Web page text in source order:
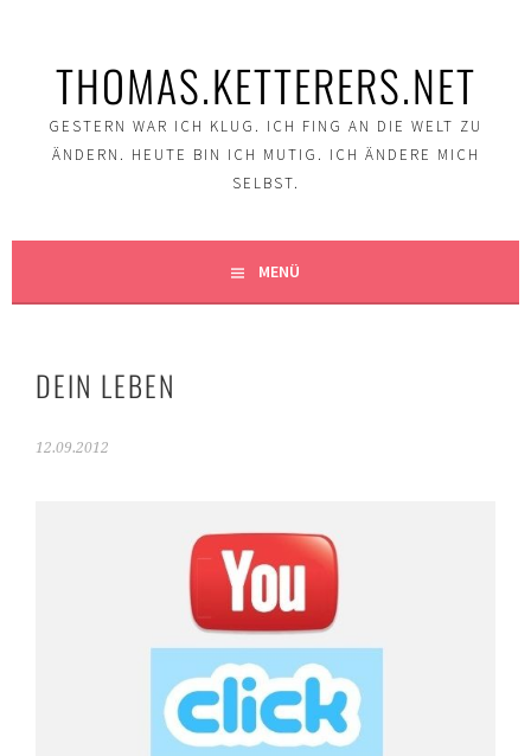
THOMAS.KETTERERS.NET
GESTERN WAR ICH KLUG. ICH FING AN DIE WELT ZU
ÄNDERN. HEUTE BIN ICH MUTIG. ICH ÄNDERE MICH
SELBST.
MENÜ
DEIN LEBEN
12.09.2012